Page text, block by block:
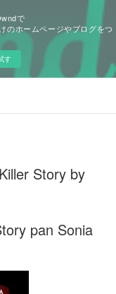
で
のホームページやブログをつ
す
Story by
pan Sonia